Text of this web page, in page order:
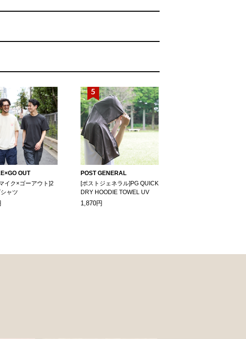
OUT
イク×ゴーアウト]2
ャツ
POST GENERAL
[ポストジェネラル]PG QUICK
DRY HOODIE TOWEL UV
1,870円